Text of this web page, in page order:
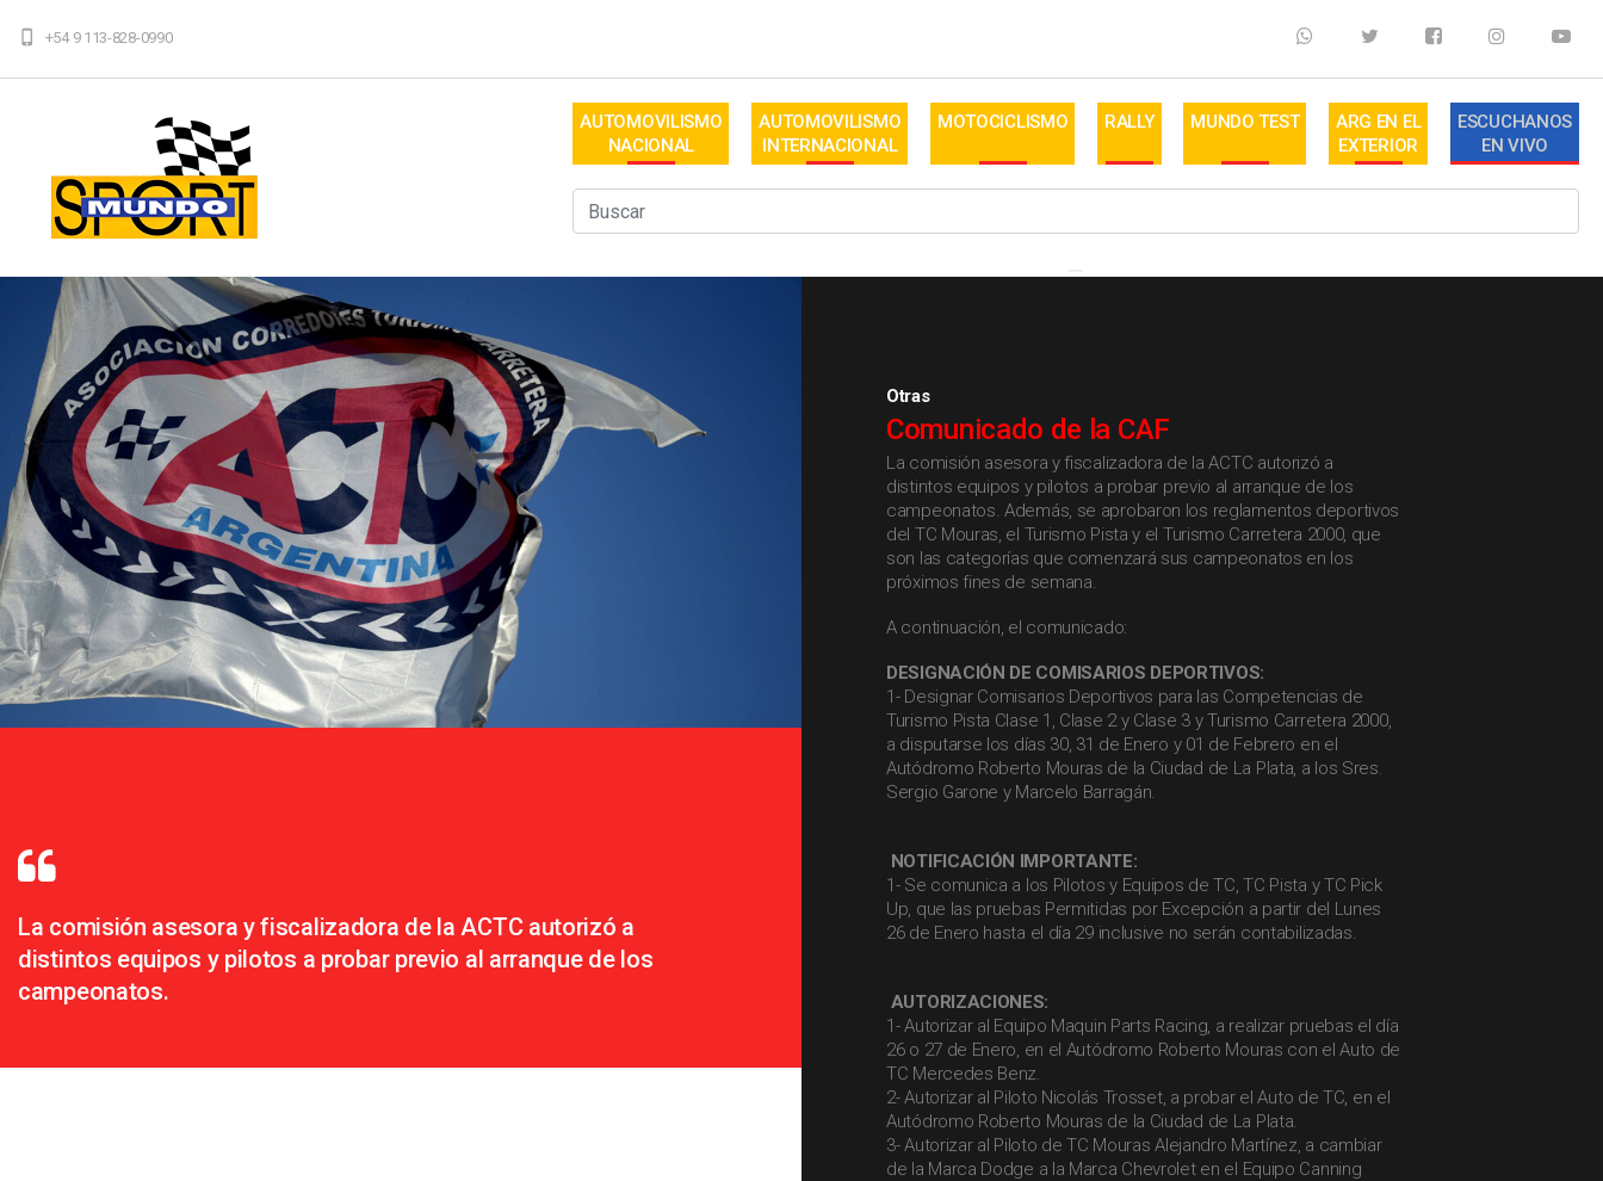
+54 9 113-828-0990
AUTOMOVILISMO
NACIONAL
AUTOMOVILISMO
INTERNACIONAL
MOTOCICLISMO RALLY MUNDO TEST
ARG EN EL
EXTERIOR
ESCUCHANOS
EN VIVO
La comisión asesora y fiscalizadora de la ACTC autorizó a
distintos equipos y pilotos a probar previo al arranque de los
campeonatos.
Otras
Comunicado de la CAF
La comisión asesora y fiscalizadora de la ACTC autorizó a
distintos equipos y pilotos a probar previo al arranque de los
campeonatos. Además, se aprobaron los reglamentos deportivos
del TC Mouras, el Turismo Pista y el Turismo Carretera 2000, que
son las categorías que comenzará sus campeonatos en los
próximos fines de semana.
A continuación, el comunicado:
DESIGNACIÓN DE COMISARIOS DEPORTIVOS:
1- Designar Comisarios Deportivos para las Competencias de
Turismo Pista Clase 1, Clase 2 y Clase 3 y Turismo Carretera 2000,
a disputarse los días 30, 31 de Enero y 01 de Febrero en el
Autódromo Roberto Mouras de la Ciudad de La Plata, a los Sres.
Sergio Garone y Marcelo Barragán.
NOTIFICACIÓN IMPORTANTE:
1- Se comunica a los Pilotos y Equipos de TC, TC Pista y TC Pick
Up, que las pruebas Permitidas por Excepción a partir del Lunes
26 de Enero hasta el día 29 inclusive no serán contabilizadas.
AUTORIZACIONES:
1- Autorizar al Equipo Maquin Parts Racing, a realizar pruebas el día
26 o 27 de Enero, en el Autódromo Roberto Mouras con el Auto de
TC Mercedes Benz.
2- Autorizar al Piloto Nicolás Trosset, a probar el Auto de TC, en el
Autódromo Roberto Mouras de la Ciudad de La Plata.
3- Autorizar al Piloto de TC Mouras Alejandro Martínez, a cambiar
de la Marca Dodge a la Marca Chevrolet en el Equipo Canning